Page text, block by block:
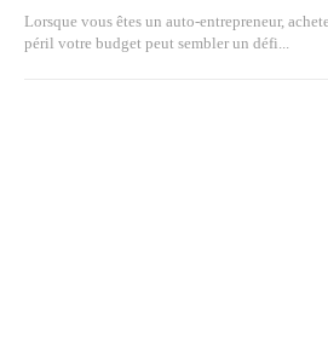
Lorsque vous êtes un auto-entrepreneur,
péril votre budget peut sembler un défi...